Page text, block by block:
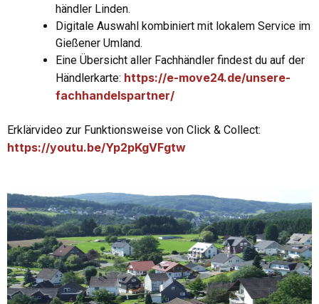
händler Linden.
Digitale Auswahl kombiniert mit lokalem Service im
Gießener Umland.
Eine Übersicht aller Fachhändler findest du auf der
Händlerkarte: https://e-move24.de/unsere-
fachhandelspartner/
Erklärvideo zur Funktionsweise von Click & Collect:
https://youtu.be/Yp2pKgVFgtw